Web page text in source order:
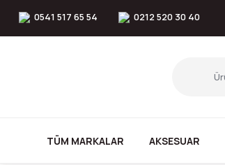
0541 517 65 54 0212 520 30 40
TÜM MARKALAR AKSESUAR